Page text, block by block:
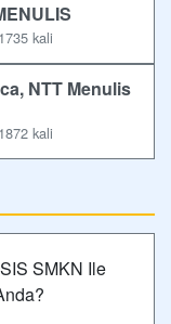
kali
NTT Menulis
kali
SMKN Ile